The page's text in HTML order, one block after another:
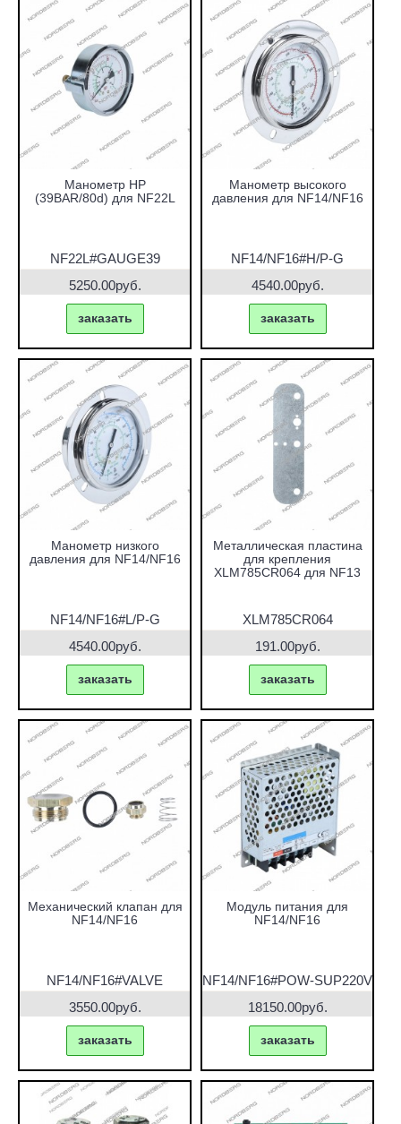
Манометр HP
(39BAR/80d) для NF22L
NF22L#GAUGE39
5250.00руб.
заказать
Манометр высокого
давления для NF14/NF16
NF14/NF16#H/P-G
4540.00руб.
заказать
Манометр низкого
давления для NF14/NF16
NF14/NF16#L/P-G
4540.00руб.
заказать
Металлическая пластина
для крепления
XLM785CR064 для NF13
XLM785CR064
191.00руб.
заказать
Механический клапан для
NF14/NF16
NF14/NF16#VALVE
3550.00руб.
заказать
Модуль питания для
NF14/NF16
NF14/NF16#POW-SUP220V
18150.00руб.
заказать